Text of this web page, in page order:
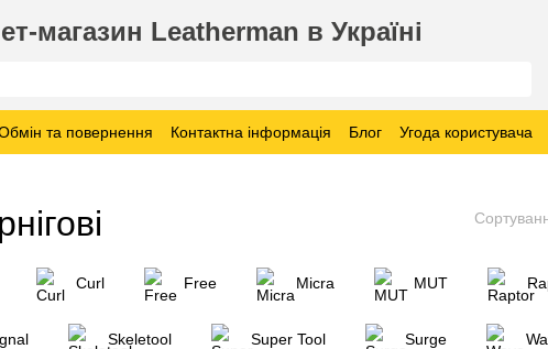
магазин Leatherman в Україні
та повернення Контактна інформація Блог Угода користувача
Curl Free Micra MUT
Skeletool Super Tool Surge